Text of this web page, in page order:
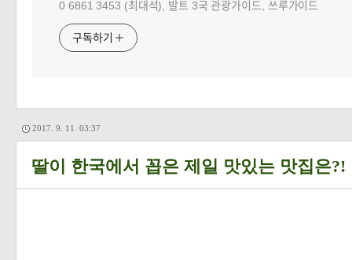
0 6861 3453 (최대석), 발트 3국 관광가이드, 쓰루가이드
구독하기
2017. 9. 11. 03:37
딸이 한국에서 꼽은 제일 맛있는 맛집은?!